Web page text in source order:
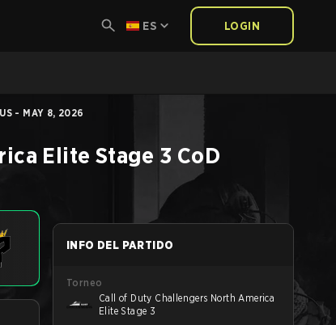
ES LOGIN
- MAY 8, 2026
Elite Stage 3 CoD
INFO DEL PARTIDO
Torneo
Call of Duty Challengers North America
Elite Stage 3